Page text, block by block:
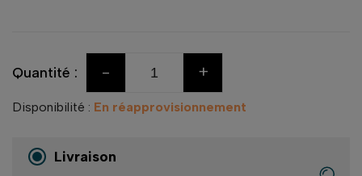
Quantité : - +
Disponibilité : En réapprovisionnement
Livraison